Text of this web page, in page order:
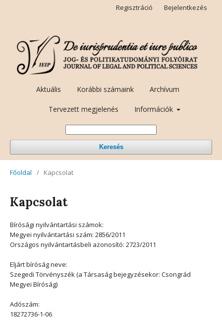
Aktuális Korábbi számaink Archívum
Tervezett megjelenés Információk
Keresés
Regisztráció Bejelentkezés
Főoldal / Kapcsolat
Kapcsolat
Bírósági nyilvántartási számok:
Megyei nyilvántartási szám: 2856/2011
Országos nyilvántartásbeli azonosító: 2723/2011
Eljárt bíróság neve:
Szegedi Törvényszék (a Társaság bejegyzésekor: Csongrád
Megyei Bíróság)
Adószám:
18272736-1-06